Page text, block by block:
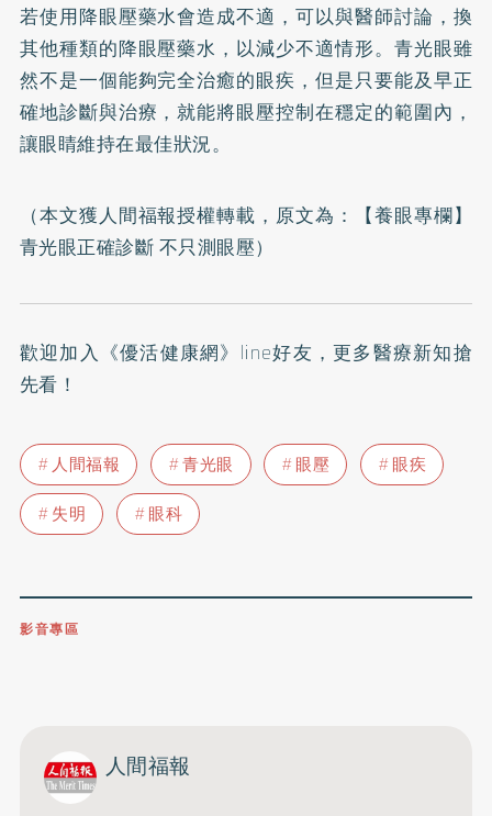
若使用降眼壓藥水會造成不適，可以與醫師討論，換
其他種類的降眼壓藥水，以減少不適情形。青光眼雖
然不是一個能夠完全治癒的眼疾，但是只要能及早正
確地診斷與治療，就能將眼壓控制在穩定的範圍內，
讓眼睛維持在最佳狀況。
（本文獲人間福報授權轉載，原文為：
【養眼專欄】
青光眼正確診斷 不只測眼壓）
歡迎加入 《優活健康網》line好友 ，更多醫療新知搶
先看！
人間福報 青光眼 眼壓
眼疾
失明
眼科
影音專區
人間福報